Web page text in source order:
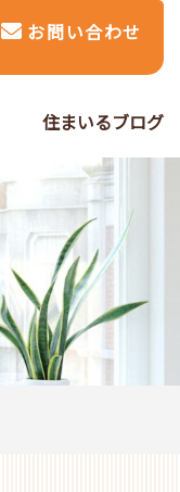
お問い合わせ
住まいるブログ